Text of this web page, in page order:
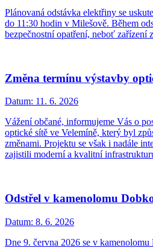
Plánovaná odstávka elektřiny se
do 11:30 hodin v Milešově. Během
bezpečnostní opatření, neboť zařízení
Změna termínu výstavby
Datum: 11. 6. 2026
Vážení občané, informujeme Vás o
optické sítě ve Velemíně, který byl
změnami. Projektu se však i nadále
zajistili moderní a kvalitní
Odstřel v kamenolomu
Datum: 8. 6. 2026
Dne 9. června 2026 se v